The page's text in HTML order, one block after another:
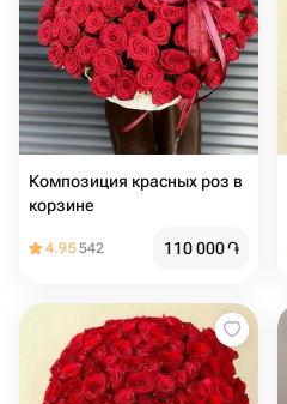
Композиция красных роз в
корзине
4.95542 110 000֏